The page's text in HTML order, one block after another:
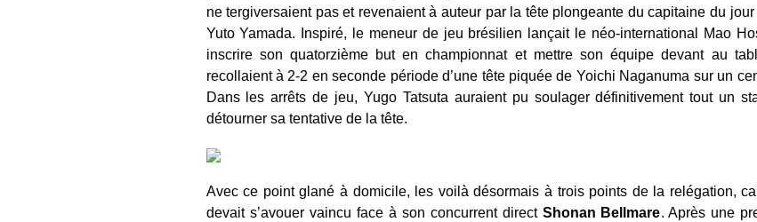
ne tergiversaient pas et revenaient à auteur par la tête plongeante du capitaine du
Yuto Yamada. Inspiré, le meneur de jeu brésilien lançait le néo-international Mao
inscrire son quatorzième but en championnat et mettre son équipe devant au
recollaient à 2-2 en seconde période d’une tête piquée de Yoichi Naganuma sur un
Dans les arrêts de jeu, Yugo Tatsuta auraient pu soulager définitivement tout un
détourner sa tentative de la tête.
Avec ce point glané à domicile, les voilà désormais à trois points de la relégation,
devait s’avouer vaincu face à son concurrent direct Shonan Bellmare. Après une